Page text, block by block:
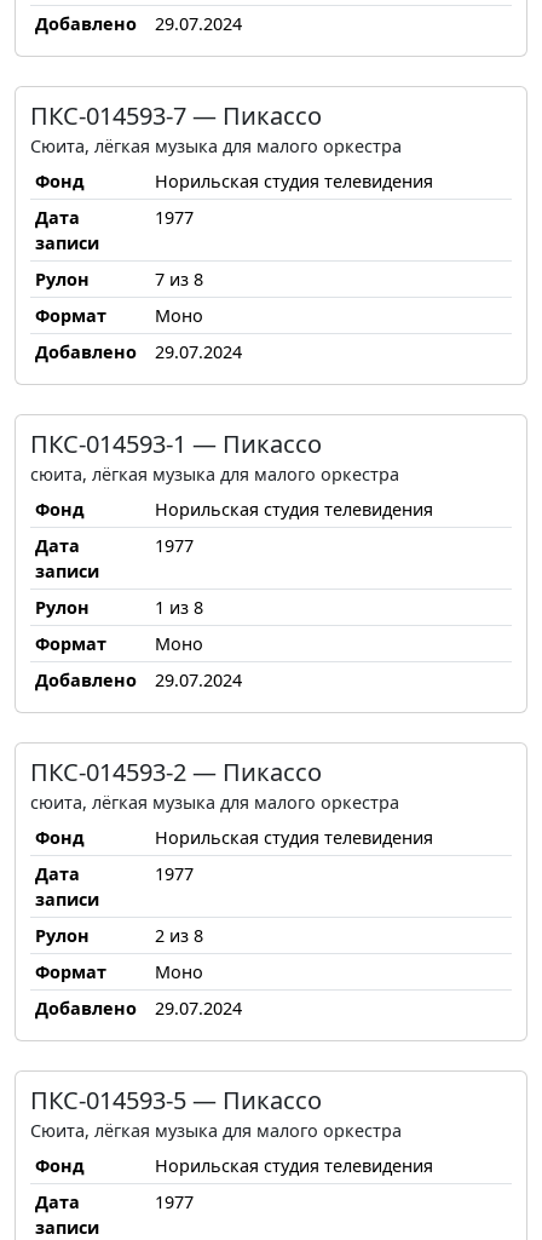
Добавлено
29.07.2024
ПКС-014593-7 — Пикассо
Сюита, лёгкая музыка для малого оркестра
Фонд
Норильская студия телевидения
Дата
записи
1977
Рулон
7 из 8
Формат
Моно
Добавлено
29.07.2024
ПКС-014593-1 — Пикассо
сюита, лёгкая музыка для малого оркестра
Фонд
Норильская студия телевидения
Дата
записи
1977
Рулон
1 из 8
Формат
Моно
Добавлено
29.07.2024
ПКС-014593-2 — Пикассо
сюита, лёгкая музыка для малого оркестра
Фонд
Норильская студия телевидения
Дата
записи
1977
Рулон
2 из 8
Формат
Моно
Добавлено
29.07.2024
ПКС-014593-5 — Пикассо
Сюита, лёгкая музыка для малого оркестра
Фонд
Норильская студия телевидения
Дата
записи
1977